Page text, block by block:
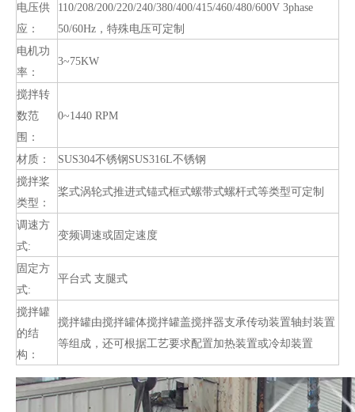
电压供
应：
110/208/200/220/240/380/400/415/460/480/600V 3phase
50/60Hz，特殊电压可定制
电机功
率：
3~75KW
搅拌转
数范
围：
0~1440 RPM
材质：
SUS304不锈钢SUS316L不锈钢
搅拌桨
类型：
桨式涡轮式推进式锚式框式螺带式螺杆式等类型可定制
调速方
式:
变频调速或固定速度
固定方
式:
平台式 支腿式
搅拌罐
的结
构：
搅拌罐由搅拌罐体搅拌罐盖搅拌器支承传动装置轴封装置
等组成，还可根据工艺要求配置加热装置或冷却装置